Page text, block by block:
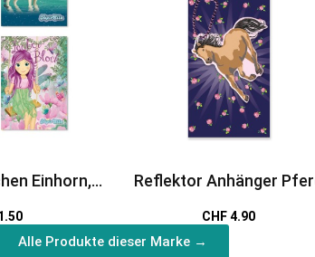
Einhorn,
Reflektor Anhänger
CHF 4.90
Alle Produkte dieser Marke →